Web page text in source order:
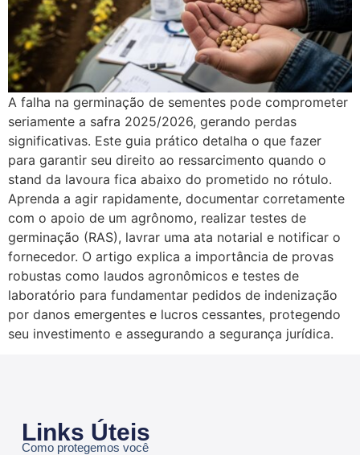
A falha na germinação de sementes pode comprometer
seriamente a safra 2025/2026, gerando perdas
significativas. Este guia prático detalha o que fazer
para garantir seu direito ao ressarcimento quando o
stand da lavoura fica abaixo do prometido no rótulo.
Aprenda a agir rapidamente, documentar corretamente
com o apoio de um agrônomo, realizar testes de
germinação (RAS), lavrar uma ata notarial e notificar o
fornecedor. O artigo explica a importância de provas
robustas como laudos agronômicos e testes de
laboratório para fundamentar pedidos de indenização
por danos emergentes e lucros cessantes, protegendo
seu investimento e assegurando a segurança jurídica.
Links Úteis
Como protegemos você